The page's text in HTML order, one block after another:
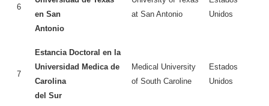
6
en San
Antonio
at San Antonio
Unidos
7
Estancia Doctoral en la
Universidad Medica de
Carolina
del Sur
Medical University
of South Caroline
Estados
Unidos